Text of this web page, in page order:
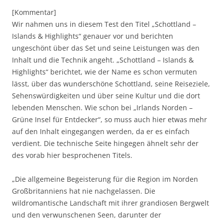
[Kommentar]
Wir nahmen uns in diesem Test den Titel „Schottland –
Islands & Highlights“ genauer vor und berichten
ungeschönt über das Set und seine Leistungen was den
Inhalt und die Technik angeht. „Schottland – Islands &
Highlights“ berichtet, wie der Name es schon vermuten
lässt, über das wunderschöne Schottland, seine Reiseziele,
Sehenswürdigkeiten und über seine Kultur und die dort
lebenden Menschen. Wie schon bei „Irlands Norden –
Grüne Insel für Entdecker“, so muss auch hier etwas mehr
auf den Inhalt eingegangen werden, da er es einfach
verdient. Die technische Seite hingegen ähnelt sehr der
des vorab hier besprochenen Titels.
„Die allgemeine Begeisterung für die Region im Norden
Großbritanniens hat nie nachgelassen. Die
wildromantische Landschaft mit ihrer grandiosen Bergwelt
und den verwunschenen Seen, darunter der